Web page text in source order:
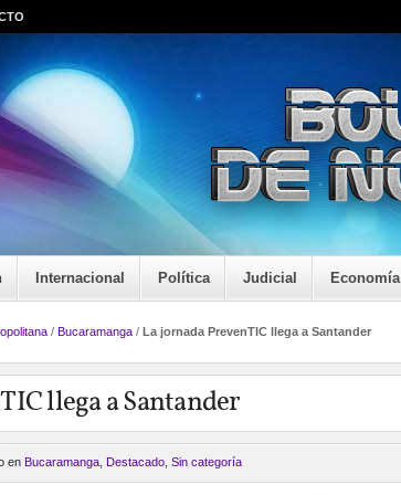
Internacional Política Judicial Economía
/ Bucaramanga / La jornada PrevenTIC llega a Santander
llega a Santander
en Bucaramanga Destacado Sin categoría